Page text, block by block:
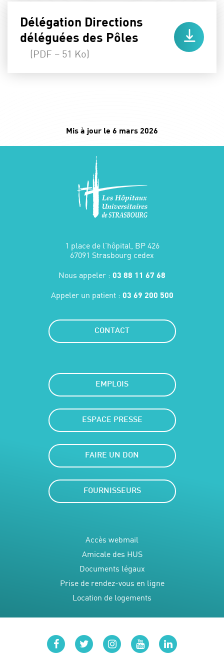
Délégation Directions
déléguées des Pôles
(PDF – 51 Ko)
Mis à jour le 6 mars 2026
1 place de l'hôpital, BP 426
67091 Strasbourg cedex
Nous appeler : 03 88 11 67 68
Appeler un patient : 03 69 200 500
CONTACT
EMPLOIS
ESPACE PRESSE
FAIRE UN DON
FOURNISSEURS
Accès webmail
Amicale des HUS
Documents légaux
Prise de rendez-vous en ligne
Location de logements
facebooktwitterinstagram
youtubelinkedin